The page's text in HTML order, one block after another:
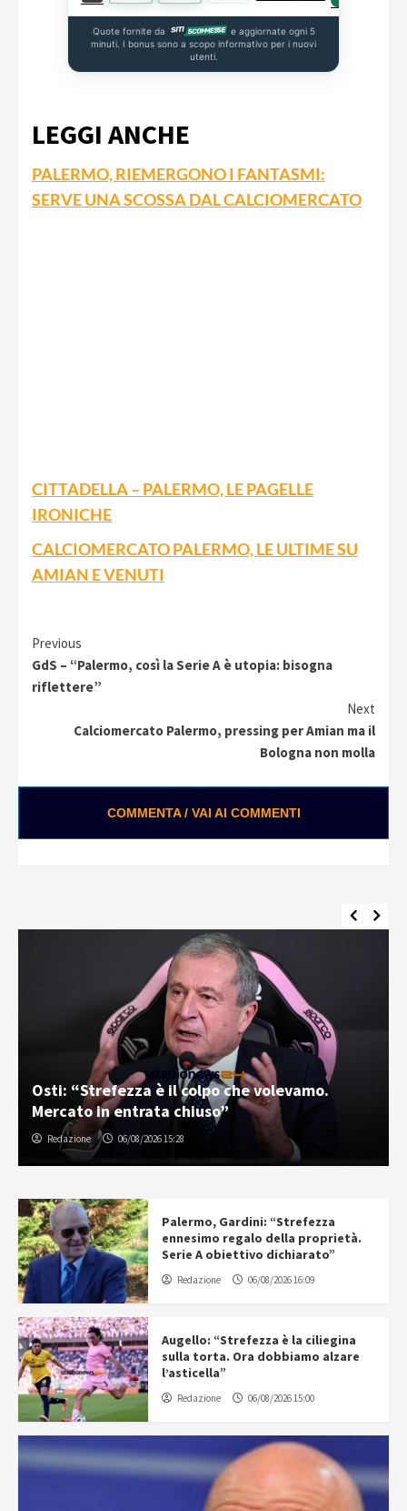
Quote fornite da
e aggiornate ogni 5
minuti. I bonus sono a scopo informativo per i nuovi
utenti.
LEGGI ANCHE
PALERMO, RIEMERGONO I FANTASMI:
SERVE UNA SCOSSA DAL CALCIOMERCATO
CITTADELLA – PALERMO, LE PAGELLE
IRONICHE
CALCIOMERCATO PALERMO, LE ULTIME SU
AMIAN E VENUTI
Continue
Reading
Previous
GdS – “Palermo, così la Serie A è utopia: bisogna
riflettere”
Next
Calciomercato Palermo, pressing per Amian ma il
Bologna non molla
COMMENTA / VAI AI COMMENTI
Palermo e Melbourne City, sfida tra “cugini”:
inizia la tournée in Australia
Gabriele Cavallaro 07/08/2026 06:30
Palermo, Gardini: “Strefezza
ennesimo regalo della proprietà.
Serie A obiettivo dichiarato”
Redazione 06/08/2026 16:09
Augello: “Strefezza è la ciliegina
sulla torta. Ora dobbiamo alzare
l’asticella”
Redazione 06/08/2026 15:00